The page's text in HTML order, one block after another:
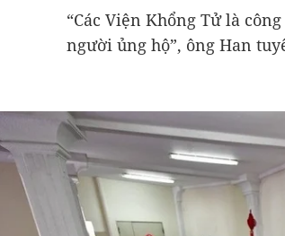
“Các Viện Khổng Tử là
người ủng hộ”, ông Han